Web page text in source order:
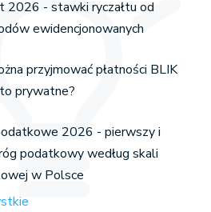
2026 - stawki ryczałtu od
ewidencjonowanych
przyjmować płatności BLIK
prywatne?
2026 - pierwszy i
podatkowy według skali
w Polsce